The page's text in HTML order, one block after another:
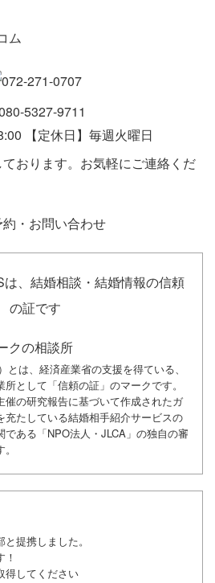
【定休日】毎週火曜日
おります。お気軽にご連絡くだ
クの相談所
とは、経済産業省の支援を得ている、
として「信頼の証」のマークです。
催の研究報告に基づいて作成されたガ
充たしている結婚相手紹介サービスの
ある「NPO法人・JLCA」の独自の審
提携しました。
得してください